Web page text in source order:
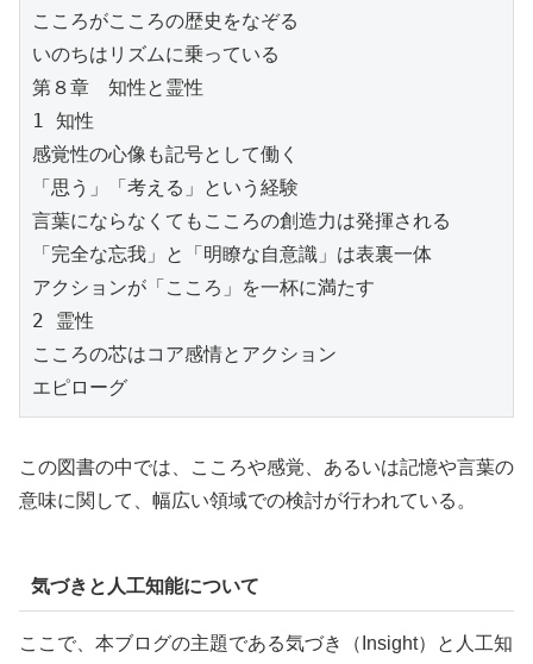
こころがこころの歴史をなぞる
いのちはリズムに乗っている
第８章　知性と霊性
1 知性
感覚性の心像も記号として働く
「思う」「考える」という経験
言葉にならなくてもこころの創造力は発揮される
「完全な忘我」と「明瞭な自意識」は表裏一体
アクションが「こころ」を一杯に満たす
2 霊性
こころの芯はコア感情とアクション
エピローグ
この図書の中では、こころや感覚、あるいは記憶や言葉の
意味に関して、幅広い領域での検討が行われている。
気づきと人工知能について
ここで、本ブログの主題である気づき（Insight）と人工知